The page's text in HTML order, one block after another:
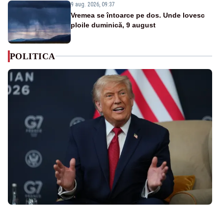
9 aug. 2026, 09:37
Vremea se întoarce pe dos. Unde lovesc
ploile duminică, 9 august
POLITICA